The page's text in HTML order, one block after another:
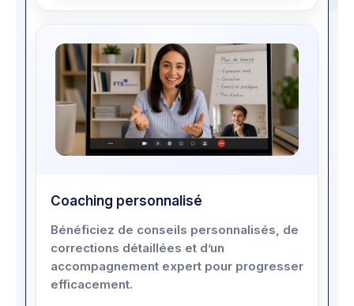
Coaching personnalisé
Bénéficiez de conseils personnalisés, de
corrections détaillées et d’un
accompagnement expert pour progresser
efficacement.